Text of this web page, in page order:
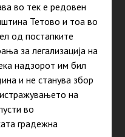
во тек е редовен
Тетово и тоа во
од постапките
за легализација на
надзорот им бил
и не станува збор
на
во
градежна